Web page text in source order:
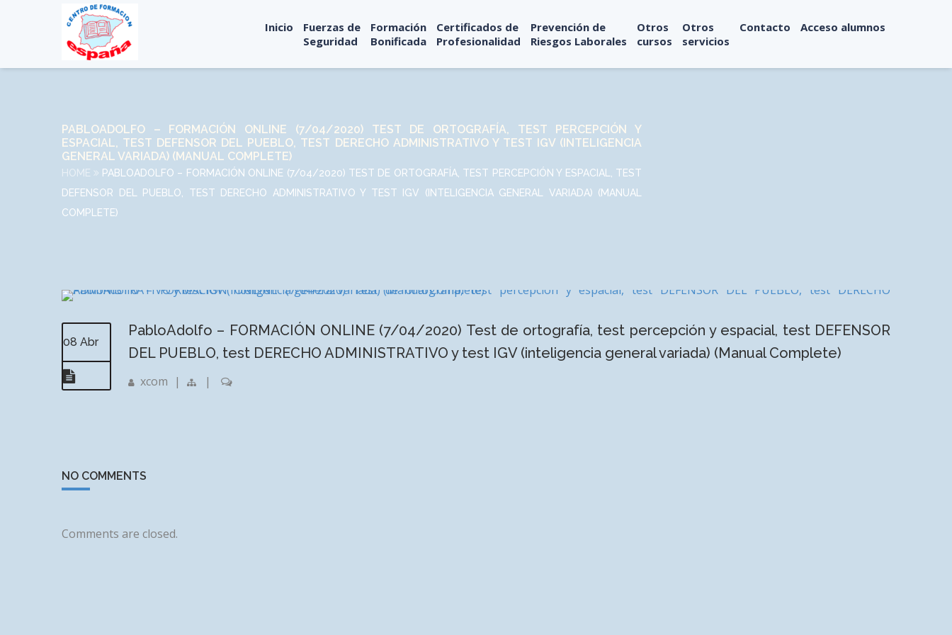
Inicio
Fuerzas de
Seguridad
Formación
Bonificada
Certificados de
Profesionalidad
Prevención de
Riesgos Laborales
Otros
cursos
Otros
servicios
Contacto Acceso alumnos
PABLOADOLFO – FORMACIÓN ONLINE (7/04/2020) TEST DE ORTOGRAFÍA, TEST PERCEPCIÓN Y
ESPACIAL, TEST DEFENSOR DEL PUEBLO, TEST DERECHO ADMINISTRATIVO Y TEST IGV (INTELIGENCIA
GENERAL VARIADA) (MANUAL COMPLETE)
HOME
PABLOADOLFO – FORMACIÓN ONLINE (7/04/2020) TEST DE ORTOGRAFÍA, TEST PERCEPCIÓN Y ESPACIAL, TEST
DEFENSOR DEL PUEBLO, TEST DERECHO ADMINISTRATIVO Y TEST IGV (INTELIGENCIA GENERAL VARIADA) (MANUAL
COMPLETE)
08 Abr
PabloAdolfo – FORMACIÓN ONLINE (7/04/2020) Test de ortografía, test percepción y espacial, test DEFENSOR
DEL PUEBLO, test DERECHO ADMINISTRATIVO y test IGV (inteligencia general variada) (Manual Complete)
xcom | |
NO COMMENTS
Comments are closed.